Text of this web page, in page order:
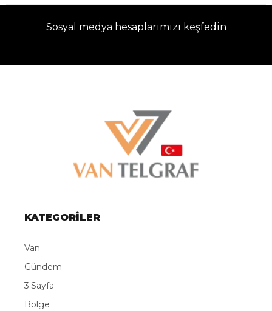
Sosyal medya hesaplarımızı keşfedin
KATEGORİLER
Van
Gündem
3.Sayfa
Bölge